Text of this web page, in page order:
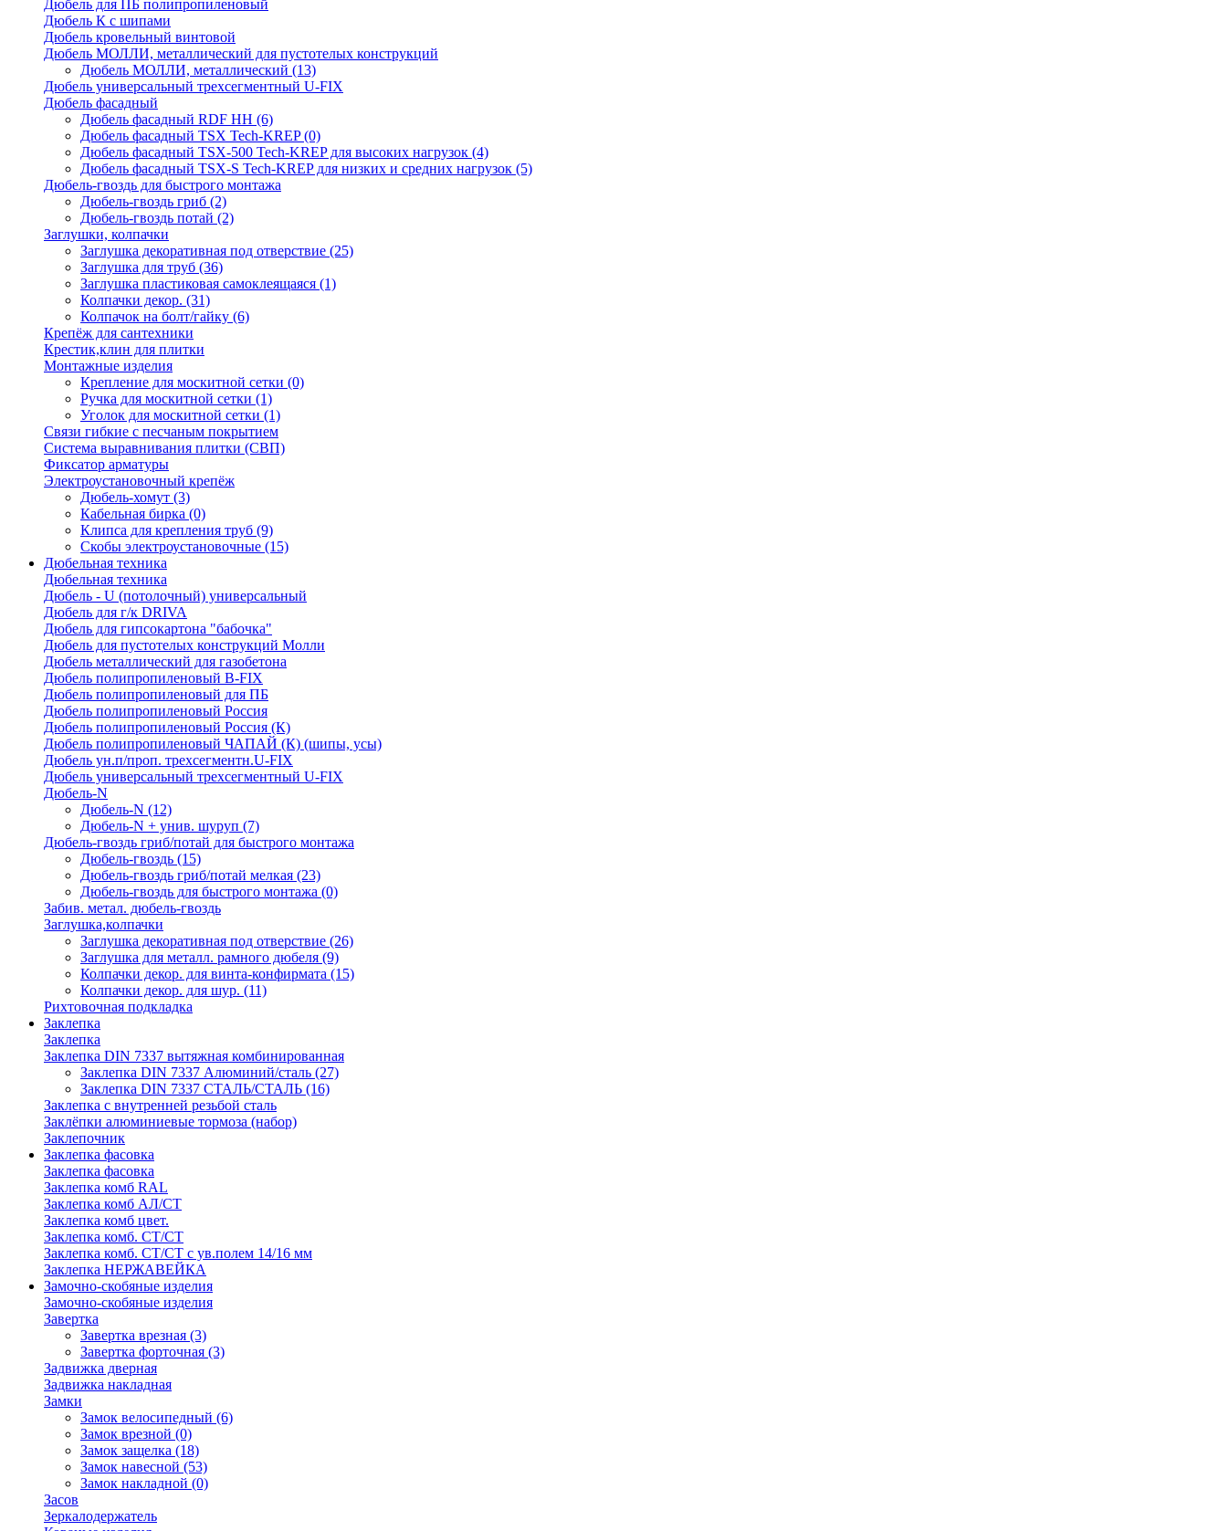
Дюбель для ПБ полипропиленовый
Дюбель К с шипами
Дюбель кровельный винтовой
Дюбель МОЛЛИ, металлический для пустотелых конструкций
Дюбель МОЛЛИ, металлический (13)
Дюбель универсальный трехсегментный U-FIX
Дюбель фасадный
Дюбель фасадный RDF НН (6)
Дюбель фасадный TSX Tech-KREP(0)
Дюбель фасадный TSX-500 Tech-KREP для высоких нагрузок (4)
Дюбель фасадный TSX-S Tech-KREP для низких и средних нагрузок (5)
Дюбель-гвоздь для быстрого монтажа
Дюбель-гвоздь гриб (2)
Дюбель-гвоздь потай (2)
Заглушки, колпачки
Заглушка декоративная под отверствие (25)
Заглушка для труб (36)
Заглушка пластиковая самоклеящаяся (1)
Колпачки декор. (31)
Колпачок на болт/гайку (6)
Крепёж для сантехники
Крестик,клин для плитки
Монтажные изделия
Крепление для москитной сетки (0)
Ручка для москитной сетки (1)
Уголок для москитной сетки (1)
Связи гибкие с песчаным покрытием
Система выравнивания плитки (СВП)
Фиксатор арматуры
Электроустановочный крепёж
Дюбель-хомут (3)
Кабельная бирка (0)
Клипса для крепления труб (9)
Скобы электроустановочные (15)
Дюбельная техника
Дюбельная техника
Дюбель - U (потолочный) универсальный
Дюбель для г/к DRIVA
Дюбель для гипсокартона "бабочка"
Дюбель для пустотелых конструкций Молли
Дюбель металлический для газобетона
Дюбель полипропиленовый В-FIX
Дюбель полипропиленовый для ПБ
Дюбель полипропиленовый Россия
Дюбель полипропиленовый Россия (К)
Дюбель полипропиленовый ЧАПАЙ (К) (шипы, усы)
Дюбель ун.п/проп. трехсегментн.U-FIX
Дюбель универсальный трехсегментный U-FIX
Дюбель-N
Дюбель-N (12)
Дюбель-N + унив. шуруп (7)
Дюбель-гвоздь гриб/потай для быстрого монтажа
Дюбель-гвоздь (15)
Дюбель-гвоздь гриб/потай мелкая (23)
Дюбель-гвоздь для быстрого монтажа (0)
Забив. метал. дюбель-гвоздь
Заглушка,колпачки
Заглушка декоративная под отверствие (26)
Заглушка для металл. рамного дюбеля (9)
Колпачки декор. для винта-конфирмата (15)
Колпачки декор. для шур. (11)
Рихтовочная подкладка
Заклепка
Заклепка
Заклепка DIN 7337 вытяжная комбинированная
Заклепка DIN 7337 Алюминий/сталь (27)
Заклепка DIN 7337 СТАЛЬ/СТАЛЬ (16)
Заклепка с внутренней резьбой сталь
Заклёпки алюминиевые тормоза (набор)
Заклепочник
Заклепка фасовка
Заклепка фасовка
Заклепка комб RAL
Заклепка комб АЛ/СТ
Заклепка комб цвет.
Заклепка комб. СТ/СТ
Заклепка комб. СТ/СТ с ув.полем 14/16 мм
Заклепка НЕРЖАВЕЙКА
Замочно-скобяные изделия
Замочно-скобяные изделия
Завертка
Завертка врезная (3)
Завертка форточная (3)
Задвижка дверная
Задвижка накладная
Замки
Замок велосипедный (6)
Замок врезной (0)
Замок защелка (18)
Замок навесной (53)
Замок накладной (0)
Засов
Зеркалодержатель